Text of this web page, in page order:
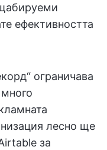
ефективността
ограничава
лесно ще
за